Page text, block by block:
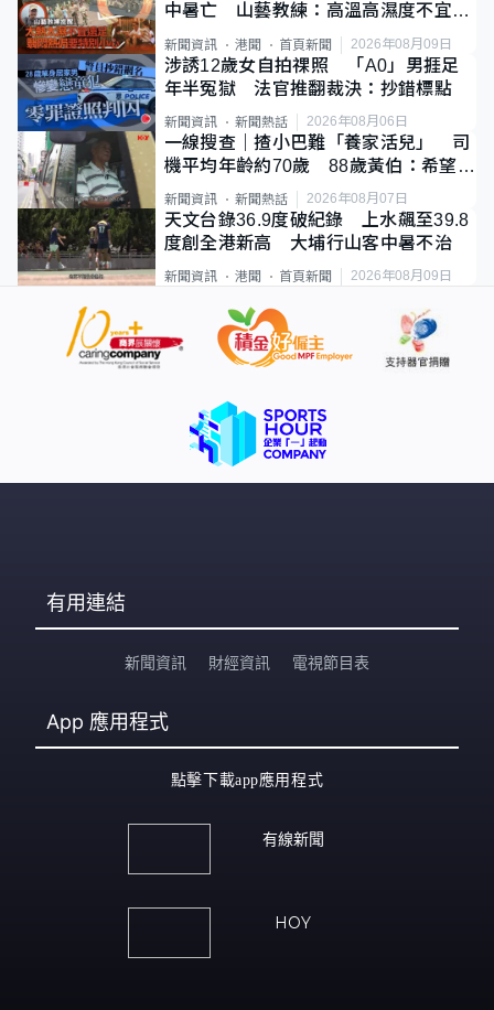
中暑亡 山藝教練：高溫高濕度不宜遠
新聞資訊 港聞 首頁新聞 2026年08月09日
涉誘12歲女自拍祼照 「A0」男捱足
年半冤獄 法官推翻裁決：抄錯標點
新聞資訊 新聞熱話 2026年08月06日
一線搜查｜揸小巴難「養家活兒」 司
機平均年齡約70歲 88歲黃伯：希望一
直揸落去
新聞資訊 新聞熱話 2026年08月07日
天文台錄36.9度破紀錄 上水飆至39.8
度創全港新高 大埔行山客中暑不治
新聞資訊 港聞 首頁新聞 2026年08月09日
有用連結
新聞資訊 財經資訊 電視節目表
App 應用程式
點擊下載app應用程式
有線新聞
HOY